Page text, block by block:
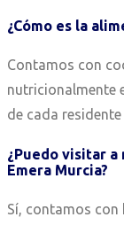
¿Cómo es la
Contamos con
nutricionalmente
de cada
¿Puedo visitar
Emera Murcia?
Sí, contamos